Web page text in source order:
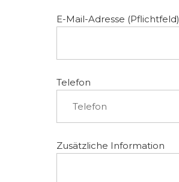
E-Mail-Adresse (Pflichtfeld)
Telefon
Zusätzliche Information